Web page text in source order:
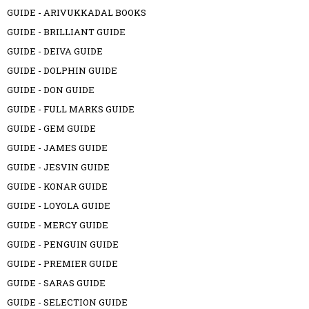
GUIDE - ARIVUKKADAL BOOKS
GUIDE - BRILLIANT GUIDE
GUIDE - DEIVA GUIDE
GUIDE - DOLPHIN GUIDE
GUIDE - DON GUIDE
GUIDE - FULL MARKS GUIDE
GUIDE - GEM GUIDE
GUIDE - JAMES GUIDE
GUIDE - JESVIN GUIDE
GUIDE - KONAR GUIDE
GUIDE - LOYOLA GUIDE
GUIDE - MERCY GUIDE
GUIDE - PENGUIN GUIDE
GUIDE - PREMIER GUIDE
GUIDE - SARAS GUIDE
GUIDE - SELECTION GUIDE